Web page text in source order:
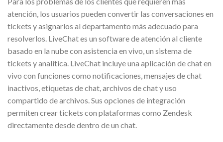
atención, los usuarios pueden convertir las conversaciones en
tickets y asignarlos al departamento más adecuado para
resolverlos. LiveChat es un software de atención al cliente
basado en la nube con asistencia en vivo, un sistema de
tickets y analítica. LiveChat incluye una aplicación de chat en
vivo con funciones como notificaciones, mensajes de chat
inactivos, etiquetas de chat, archivos de chat y uso
compartido de archivos. Sus opciones de integración
permiten crear tickets con plataformas como Zendesk
directamente desde dentro de un chat.